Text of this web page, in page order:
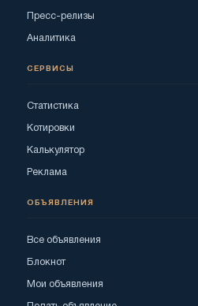
Пресс-релизы
Аналитика
СЕРВИСЫ
Статистика
Котировки
Калькулятор
Реклама
ОБЪЯВЛЕНИЯ
Все объявления
Блокнот
Мои объявления